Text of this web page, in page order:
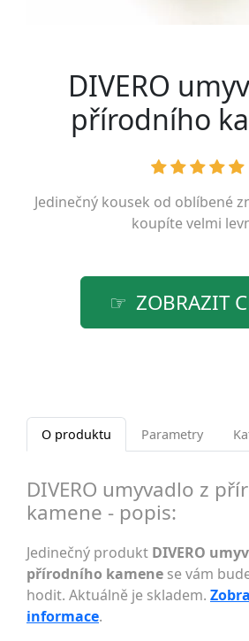
DIVERO
přírodního
Jedinečný kousek od oblíbené
koupíte velmi
ZOBRAZIT
O produktu Parametry
DIVERO umyvadlo z
kamene - popis:
Jedinečný produkt DIVERO
přírodního kamene se vám
hodit. Aktuálně je skladem.
informace.